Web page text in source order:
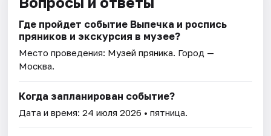
Где пройдет событие Выпечка и роспись
пряников и экскурсия в музее?
Место проведения: Музей пряника. Город —
Москва.
Когда запланирован событие?
Дата и время:24 июля 2026 • пятница.